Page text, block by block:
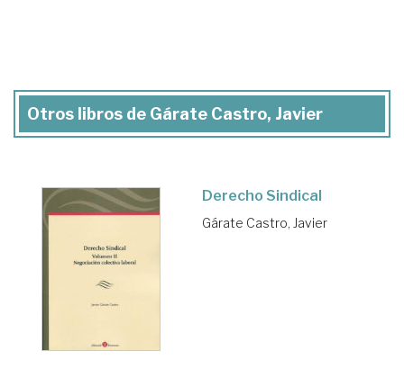
Otros libros de Gárate Castro, Javier
Derecho Sindical
Gárate Castro, Javier